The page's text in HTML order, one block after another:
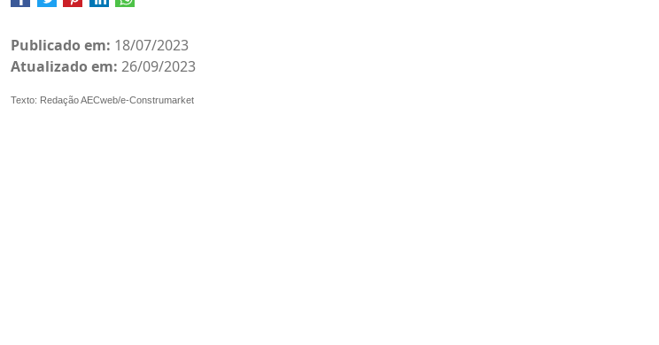
Publicado em: 18/07/2023
Atualizado em: 26/09/2023
Texto: Redação AECweb/e-Construmarket